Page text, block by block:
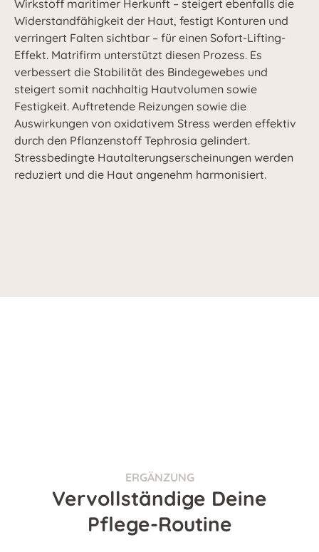
Wirkstoff maritimer Herkunft – steigert ebenfalls die
Widerstandfähigkeit der Haut, festigt Konturen und
verringert Falten sichtbar – für einen Sofort-Lifting-
Effekt. Matrifirm unterstützt diesen Prozess. Es
verbessert die Stabilität des Bindegewebes und
steigert somit nachhaltig Hautvolumen sowie
Festigkeit. Auftretende Reizungen sowie die
Auswirkungen von oxidativem Stress werden effektiv
durch den Pflanzenstoff Tephrosia gelindert.
Stressbedingte Hautalterungserscheinungen werden
reduziert und die Haut angenehm harmonisiert.
ERGÄNZUNG
Vervollständige Deine
Pflege-Routine